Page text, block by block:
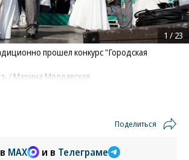
прошел конкурс "Городская
/ Марина Молдавская
1/23
Поделиться
MAX и в Телеграме